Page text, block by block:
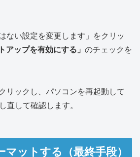
ない設定を変更します」をクリッ
アップを有効にする」 のチェックを
リックし、パソコンを再起動して
直して確認します。
ットする（最終手段）